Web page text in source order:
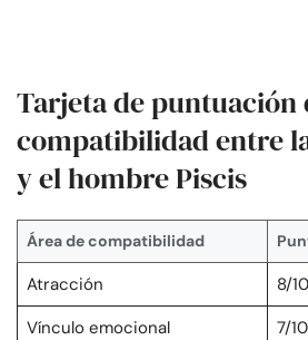
Tarjeta de puntuación
compatibilidad entre
y el hombre Piscis
Área de compatibilidad
Atracción
8/10
Vínculo emocional
7/10